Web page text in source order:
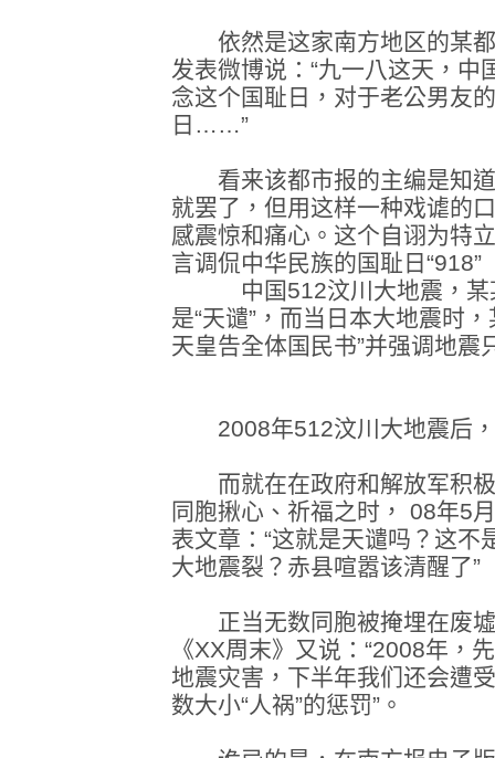
依然是这家南方地区的某都
发表微博说：“九一八这天，
念这个国耻日，对于老公男友
日……”
看来该都市报的主编是知道
就罢了，但用这样一种戏谑的
感震惊和痛心。这个自诩为特
言调侃中华民族的国耻日
中国512汶川大地震，某某
是“天谴”，而当日本大地震时
天皇告全体国民书”并强调地震
2008年512汶川大地震后，
而就在在政府和解放军积极
同胞揪心、祈福之时， 08年5
表文章：“这就是天谴吗？这
大地震裂？赤县喧嚣该清醒了”
正当无数同胞被掩埋在废墟
《XX周末》又说：“2008年，
地震灾害，下半年我们还会遭
数大小“人祸”的惩罚”。